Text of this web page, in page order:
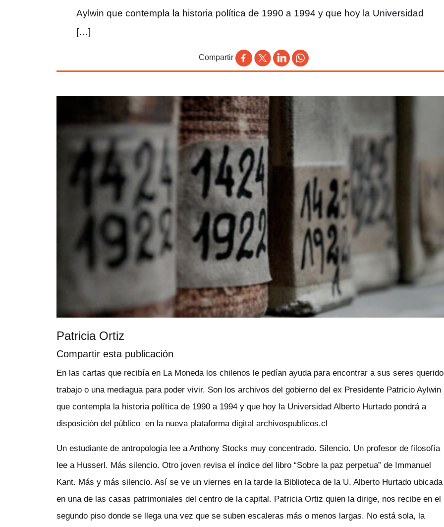
Aylwin que contempla la historia política de 1990 a 1994 y que hoy la Universidad
[…]
Compartir
Patricia Ortiz
Compartir esta publicación
En las cartas que recibía en La Moneda los chilenos le pedían ayuda para encontrar a sus seres
trabajo o una mediagua para poder vivir. Son los archivos del gobierno del ex Presidente Patricio Aylwin
que contempla la historia política de 1990 a 1994 y que hoy la Universidad Alberto Hurtado pondrá a
disposición del público en la nueva plataforma digital archivospublicos.cl
Un estudiante de antropología lee a Anthony Stocks muy concentrado. Silencio. Un profesor de filosofía
lee a Husserl. Más silencio. Otro joven revisa el índice del libro “Sobre la paz perpetua” de Immanuel
Kant. Más y más silencio. Así se ve un viernes en la tarde la Biblioteca de la U. Alberto Hurtado ubicada
en una de las casas patrimoniales del centro de la capital. Patricia Ortiz quien la dirige, nos recibe en el
segundo piso donde se llega una vez que se suben escaleras más o menos largas. No está sola, la